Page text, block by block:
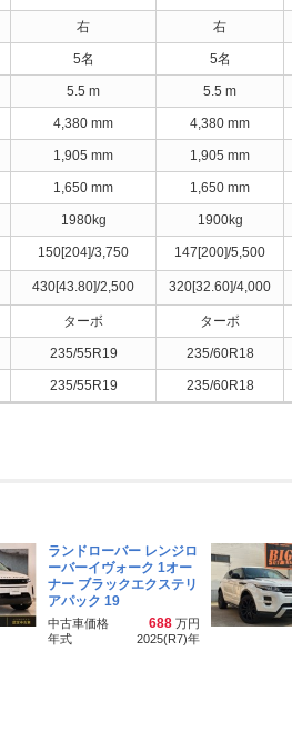
右 右
5名 5名
5.5 m 5.5 m
4,380 mm 4,380 mm
1,905 mm 1,905 mm
1,650 mm 1,650 mm
1980kg 1900kg
150[204]/3,750 147[200]/5,500
430[43.80]/2,500 320[32.60]/4,000
ターボ ターボ
235/55R19 235/60R18
235/55R19 235/60R18
ランドローバー レンジロ
ーバーイヴォーク 1オー
ナー ブラックエクステリ
アパック 19
中古車価格 688 万円
年式
2025(R7)年